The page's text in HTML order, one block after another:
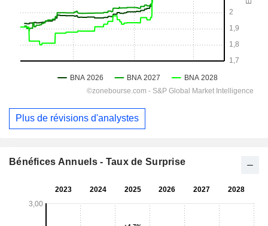
Plus de révisions d'analystes
Bénéfices Annuels - Taux de Surprise